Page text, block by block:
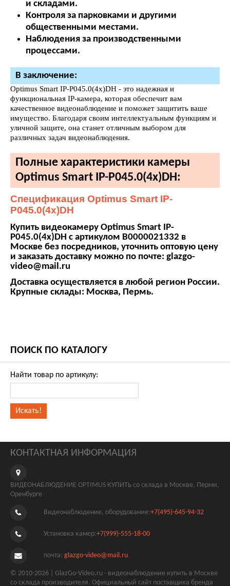
и складами.
Контроля за парковками и другими
общественными местами.
Наблюдения за производственными
процессами.
В заключение:
Optimus Smart IP-P045.0(4x)DH - это надежная и
функциональная IP-камера, которая обеспечит вам
качественное видеонаблюдение и поможет защитить ваше
имущество. Благодаря своим интеллектуальным функциям и
уличной защите, она станет отличным выбором для
различных задач видеонаблюдения.
Полные характеристики камеры
Optimus Smart IP-P045.0(4x)DH:
Спецификация Optimus Smart IP-
P045.0(4x)DH
Купить видеокамеру Optimus Smart IP-
P045.0(4x)DH с артикулом В0000021332 в
Москве без посредников, уточнить оптовую цену
и заказать доставку можно по почте: glazgo-
video@mail.ru
Доставка осуществляется в любой регион России.
Крупные склады: Москва, Пермь.
ПОИСК ПО КАТАЛОГУ
Найти товар по артикулу:
КОНТАКТНАЯ ИНФОРМАЦИЯ
ВИДЕОНАБЛЮДЕНИЕ OPTIMUS КУПИТЬ со склада в Москве, Перми,
Оренбурге
Видеонаблюдение, оборудование:+7(495)-645-94-32
Установка камер:+7(999)-555-18-00
почта: glazgo-video@mail.ru
© 2010-2026 | GlazGo-Video.ru - видеонаблюдение купить в Москве
со склада производителя. Официальный сайт поставщика бренда